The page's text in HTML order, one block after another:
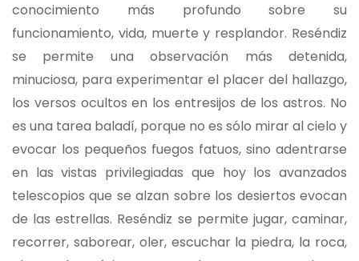
conocimiento más profundo sobre su
funcionamiento, vida, muerte y resplandor. Reséndiz
se permite una observación más detenida,
minuciosa, para experimentar el placer del hallazgo,
los versos ocultos en los entresijos de los astros. No
es una tarea baladí, porque no es sólo mirar al cielo y
evocar los pequeños fuegos fatuos, sino adentrarse
en las vistas privilegiadas que hoy los avanzados
telescopios que se alzan sobre los desiertos evocan
de las estrellas. Reséndiz se permite jugar, caminar,
recorrer, saborear, oler, escuchar la piedra, la roca,